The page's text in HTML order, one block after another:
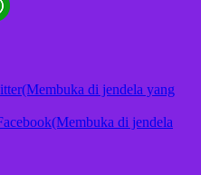
di jendela yang
di jendela